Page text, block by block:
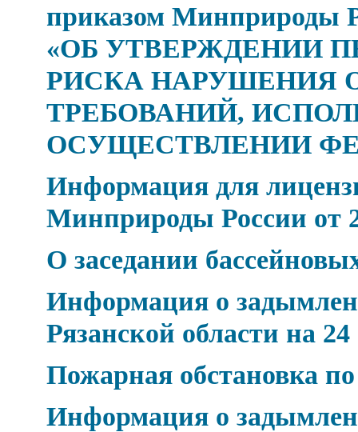
приказом Минприроды
«ОБ УТВЕРЖДЕНИИ
РИСКА НАРУШЕНИЯ
ТРЕБОВАНИЙ,
ОСУЩЕСТВЛЕНИИ
Информация для
Минприроды России от
О заседании
Информация о
Рязанской области на 24
Пожарная обстановка
Информация о